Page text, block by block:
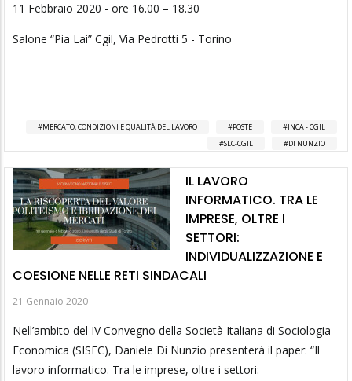
11 Febbraio 2020 - ore 16.00 – 18.30
Salone “Pia Lai” Cgil, Via Pedrotti 5 - Torino
MERCATO, CONDIZIONI E QUALITÀ DEL LAVORO POSTE
INCA - CGIL
SLC-CGIL
DI NUNZIO
IL LAVORO
INFORMATICO. TRA LE
IMPRESE, OLTRE I
SETTORI:
INDIVIDUALIZZAZIONE E
COESIONE NELLE RETI SINDACALI
21 Gennaio 2020
Nell’ambito del IV Convegno della Società Italiana di Sociologia
Economica (SISEC), Daniele Di Nunzio presenterà il paper: “Il
lavoro informatico. Tra le imprese, oltre i settori: